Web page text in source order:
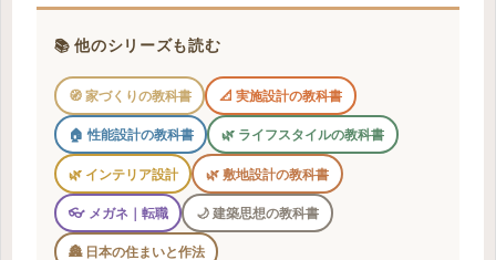
📚 他のシリーズも読む
🧭 家づくりの教科書 📐 実施設計の教科書
🏠 性能設計の教科書 🌿 ライフスタイルの教科書
🌿 インテリア設計 🌿 敷地設計の教科書
👓 メガネ｜転職 🌙 建築思想の教科書
🏯 日本の住まいと作法